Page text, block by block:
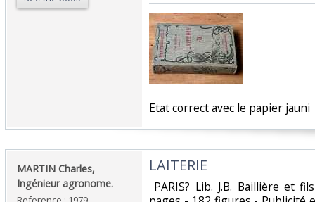
‎Etat correct avec le papier jauni‎
‎MARTIN Charles,
Ingénieur agronome.‎
‎LAITERIE‎
PARIS? Lib. J.B. Baillière et